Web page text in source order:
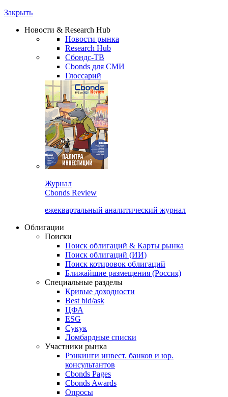
Закрыть
Новости & Research Hub
Новости рынка
Research Hub
Сбондс-ТВ
Cbonds для СМИ
Глоссарий
Журнал
Cbonds Review
ежеквартальный аналитический журнал
Облигации
Поиски
Поиск облигаций & Карты рынка
Поиск облигаций (ИИ)
Поиск котировок облигаций
Ближайшие размещения (Россия)
Специальные разделы
Кривые доходности
Best bid/ask
ЦФА
ESG
Сукук
Ломбардные списки
Участники рынка
Рэнкинги инвест. банков и юр.
консультантов
Cbonds Pages
Cbonds Awards
Опросы